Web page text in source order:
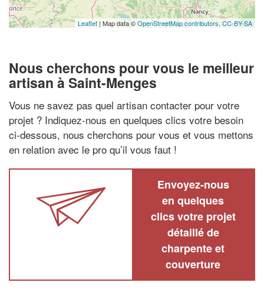
Leaflet | Map data ©OpenStreetMap contributors,CC-BY-SA
Nous cherchons pour vous le meilleur
artisan à Saint-Menges
Vous ne savez pas quel artisan contacter pour votre
projet ? Indiquez-nous en quelques clics votre besoin
ci-dessous, nous cherchons pour vous et vous mettons
en relation avec le pro qu’il vous faut !
Envoyez-nous
en quelques
clics votre projet
détaillé de
charpente et
couverture